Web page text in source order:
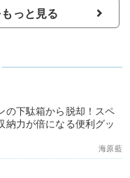
っと見る
の下駄箱から脱却！スペ
納力が倍になる便利グッ
海原藍